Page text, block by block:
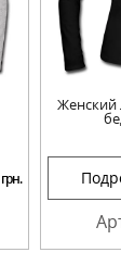
грн.
Женский